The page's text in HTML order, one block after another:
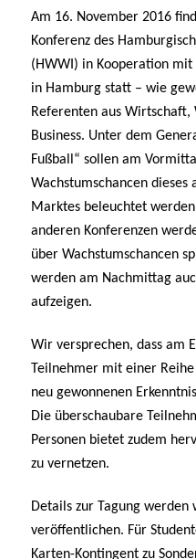
Am 16. November 2016
Konferenz des
(HWWI) in Kooperation mit
in Hamburg statt – wie
Referenten aus Wirtschaft,
Business. Unter dem
Fußball“ sollen am
Wachstumschancen
Marktes beleuchtet
anderen Konferenzen
über Wachstumschancen
werden am Nachmittag
aufzeigen.
Wir versprechen, dass am
Teilnehmer mit einer
neu gewonnenen
Die überschaubare
Personen bietet zudem
zu vernetzen.
Details zur Tagung werden
veröffentlichen. Für
Karten-Kontingent zu